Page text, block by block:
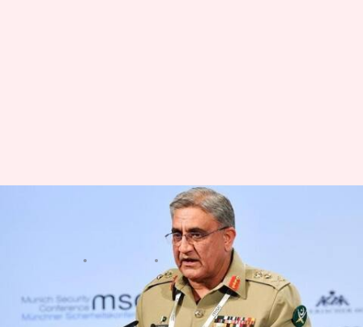
पाकिस्तानी सेना प्रमुख बाजवा बोले-
कश्मीर मुद्दे का शांतिपूर्ण समाधान हो
05:27 pm
क्या है खबर?